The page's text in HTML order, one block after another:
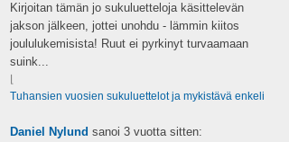
Kirjoitan tämän jo sukuluetteloja käsittelevän
jakson jälkeen, jottei unohdu - lämmin kiitos
joululukemisista! Ruut ei pyrkinyt turvaamaan
suink...
Tuhansien vuosien sukuluettelot ja mykistävä enkeli
Daniel Nylund sanoi 3 vuotta sitten: